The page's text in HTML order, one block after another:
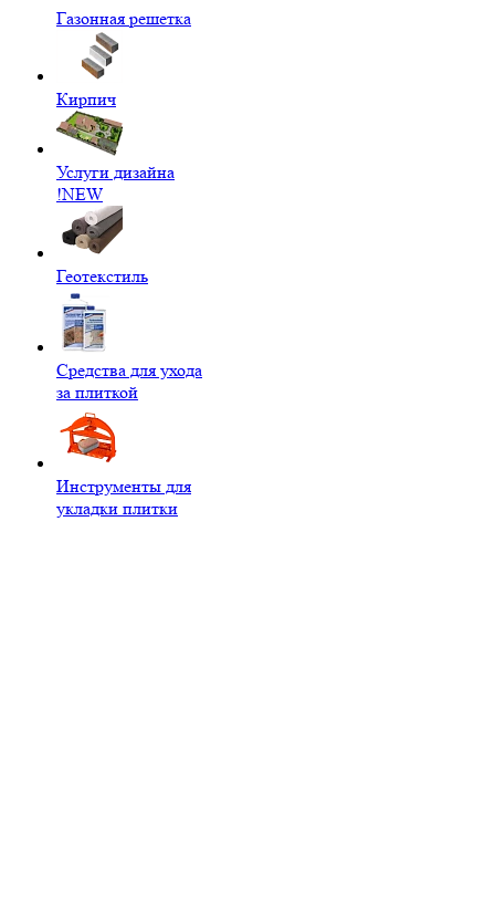
Газонная решетка
Кирпич
Услуги дизайна
!NEW
Геотекстиль
Средства для ухода
за плиткой
Инструменты для
укладки плитки